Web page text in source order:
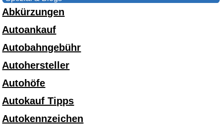
Abkürzungen
Autoankauf
Autobahngebühr
Autohersteller
Autohöfe
Autokauf Tipps
Autokennzeichen